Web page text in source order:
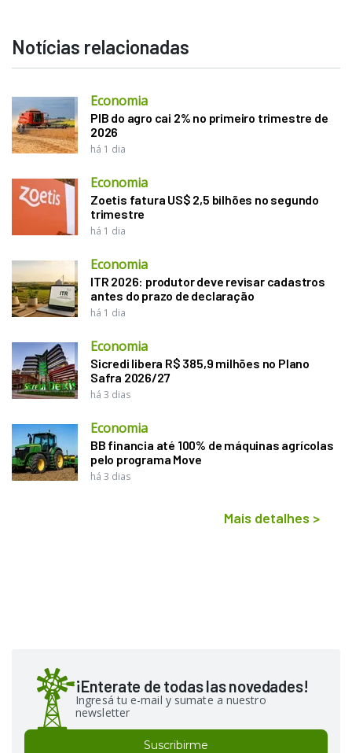
Notícias relacionadas
Economia
PIB do agro cai 2% no primeiro trimestre de
2026
há 1 dia
Economia
Zoetis fatura US$ 2,5 bilhões no segundo
trimestre
há 1 dia
Economia
ITR 2026: produtor deve revisar cadastros
antes do prazo de declaração
há 1 dia
Economia
Sicredi libera R$ 385,9 milhões no Plano
Safra 2026/27
há 3 dias
Economia
BB financia até 100% de máquinas agrícolas
pelo programa Move
há 3 dias
Mais detalhes >
¡Enterate de todas las novedades!
Ingresá tu e-mail y sumate a nuestro
newsletter
Suscribirme